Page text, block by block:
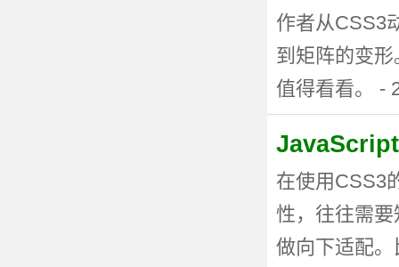
作者从CSS3
到矩阵的变
值得看看。 -
JavaScript
在使用CSS3
性，往往需
做向下适配